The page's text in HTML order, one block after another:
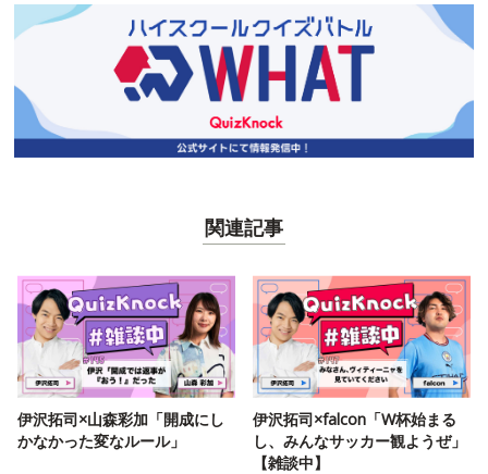
関連記事
伊沢拓司×山森彩加「開成にし
かなかった変なルール」
伊沢拓司×falcon「W杯始まる
し、みんなサッカー観ようぜ」
【雑談中】